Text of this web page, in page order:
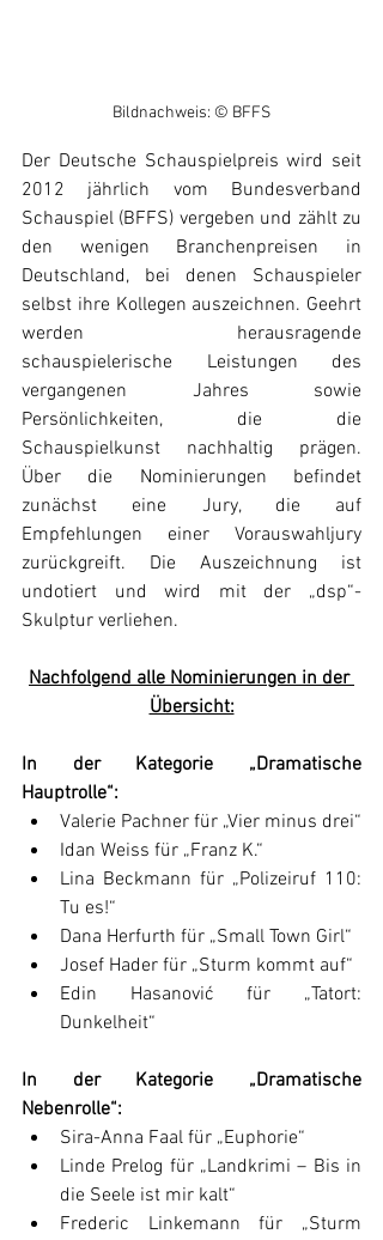
Bildnachweis: © BFFS
Der Deutsche Schauspielpreis wird seit
2012 jährlich vom Bundesverband
Schauspiel (BFFS) vergeben und zählt zu
den wenigen Branchenpreisen in
Deutschland, bei denen Schauspieler
selbst ihre Kollegen auszeichnen. Geehrt
werden herausragende
schauspielerische Leistungen des
vergangenen Jahres sowie
Persönlichkeiten, die die
Schauspielkunst nachhaltig prägen.
Über die Nominierungen befindet
zunächst eine Jury, die auf
Empfehlungen einer Vorauswahljury
zurückgreift. Die Auszeichnung ist
undotiert und wird mit der „dsp“-
Skulptur verliehen.
Nachfolgend alle Nominierungen in der
Übersicht:
In der Kategorie „Dramatische
Hauptrolle“:
Valerie Pachner für „Vier minus drei“
Idan Weiss für „Franz K.“
Lina Beckmann für „Polizeiruf 110:
Tu es!“
Dana Herfurth für „Small Town Girl“
Josef Hader für „Sturm kommt auf“
Edin Hasanović für „Tatort:
Dunkelheit“
In der Kategorie „Dramatische
Nebenrolle“:
Sira-Anna Faal für „Euphorie“
Linde Prelog für „Landkrimi – Bis in
die Seele ist mir kalt“
Frederic Linkemann für „Sturm